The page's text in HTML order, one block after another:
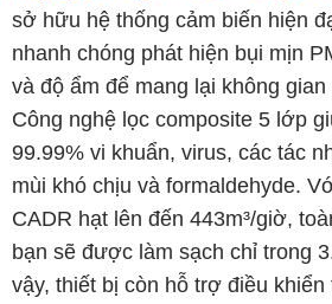
sở hữu hệ thống cảm biến hiện
nhanh chóng phát hiện bụi mịn
và độ ẩm để mang lại không
Công nghệ lọc composite 5 lớp
99.99% vi khuẩn, virus, các tác
mùi khó chịu và formaldehyde.
CADR hạt lên đến 443m³/giờ,
bạn sẽ được làm sạch chỉ trong
vậy, thiết bị còn hỗ trợ điều khiển